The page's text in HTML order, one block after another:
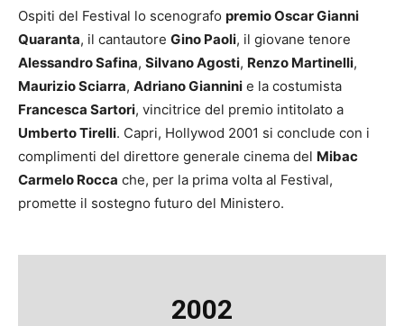
Ospiti del Festival lo scenografo premio Oscar Gianni
Quaranta, il cantautore Gino Paoli, il giovane tenore
Alessandro Safina, Silvano Agosti, Renzo Martinelli,
Maurizio Sciarra, Adriano Giannini e la costumista
Francesca Sartori, vincitrice del premio intitolato a
Umberto Tirelli. Capri, Hollywod 2001 si conclude con i
complimenti del direttore generale cinema del Mibac
Carmelo Rocca che, per la prima volta al Festival,
promette il sostegno futuro del Ministero.
2002